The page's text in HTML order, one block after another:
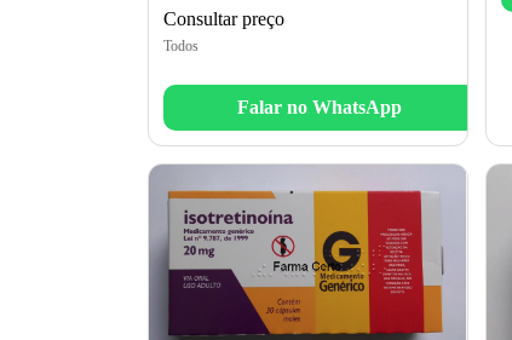
Consultar preço
Todos
Falar no WhatsApp